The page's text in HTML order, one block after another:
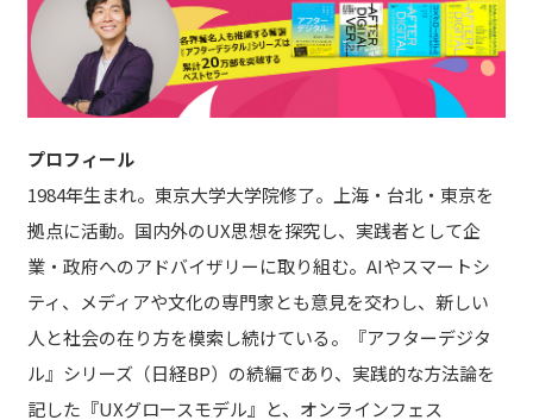
プロフィール
1984年生まれ。東京大学大学院修了。上海・台北・東京を
拠点に活動。国内外のUX思想を探究し、実践者として企
業・政府へのアドバイザリーに取り組む。AIやスマートシ
ティ、メディアや文化の専門家とも意見を交わし、新しい
人と社会の在り方を模索し続けている。『アフターデジタ
ル』シリーズ（日経BP）の続編であり、実践的な方法論を
記した『UXグロースモデル』と、オンラインフェス